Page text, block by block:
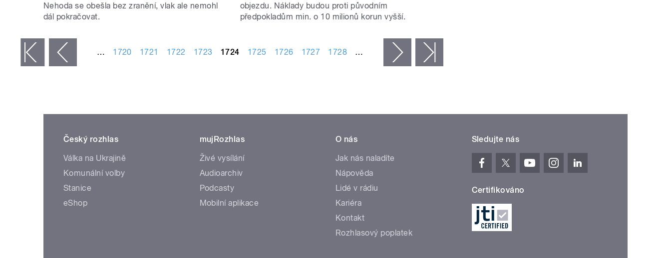
Nehoda se obešla bez zranění, vlak ale nemohl
dál pokračovat.
objezdu. Náklady budou proti původním
předpokladům min. o 10 milionů korun vyšší.
‹ předchozí … 1720 1721 1722 1723 1724 1725 1726 1727 1728 … následující ›
Český rozhlas
Válka na Ukrajině
Komunální volby
Stanice
eShop
mujRozhlas
Živé vysílání
Audioarchiv
Podcasty
Mobilní aplikace
O nás
Jak nás naladíte
Nápověda
Lidé v rádiu
Kariéra
Kontakt
Rozhlasový poplatek
Sledujte nás
Certifikováno